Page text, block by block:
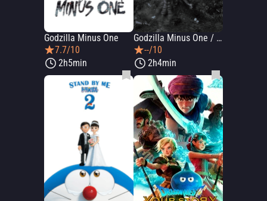
Godzilla Minus One
7.7/10
2h5min
Godzilla Minus One / Minus Color
--/10
2h4min